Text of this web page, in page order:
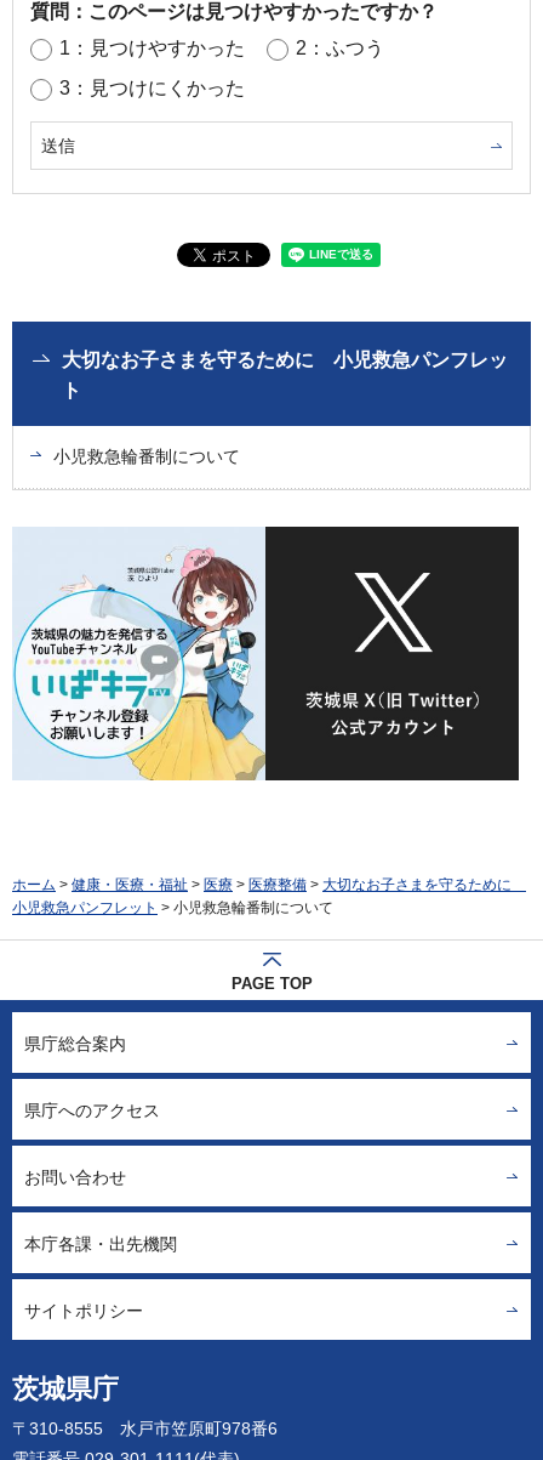
質問：このページは見つけやすかったですか？
1：見つけやすかった
2：ふつう
3：見つけにくかった
大切なお子さまを守るために 小児救急パンフレッ
ト
小児救急輪番制について
ホーム > 健康・医療・福祉 > 医療 > 医療整備 > 大切なお子さまを守るために
小児救急パンフレット > 小児救急輪番制について
PAGE TOP
茨城県庁
〒310-8555 水戸市笠原町978番6
県庁総合案内
県庁へのアクセス
お問い合わせ
本庁各課・出先機関
サイトポリシー